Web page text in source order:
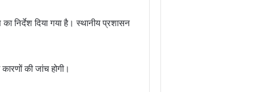
निर्देश दिया गया है। स्थानीय प्रशासन
की जांच होगी।